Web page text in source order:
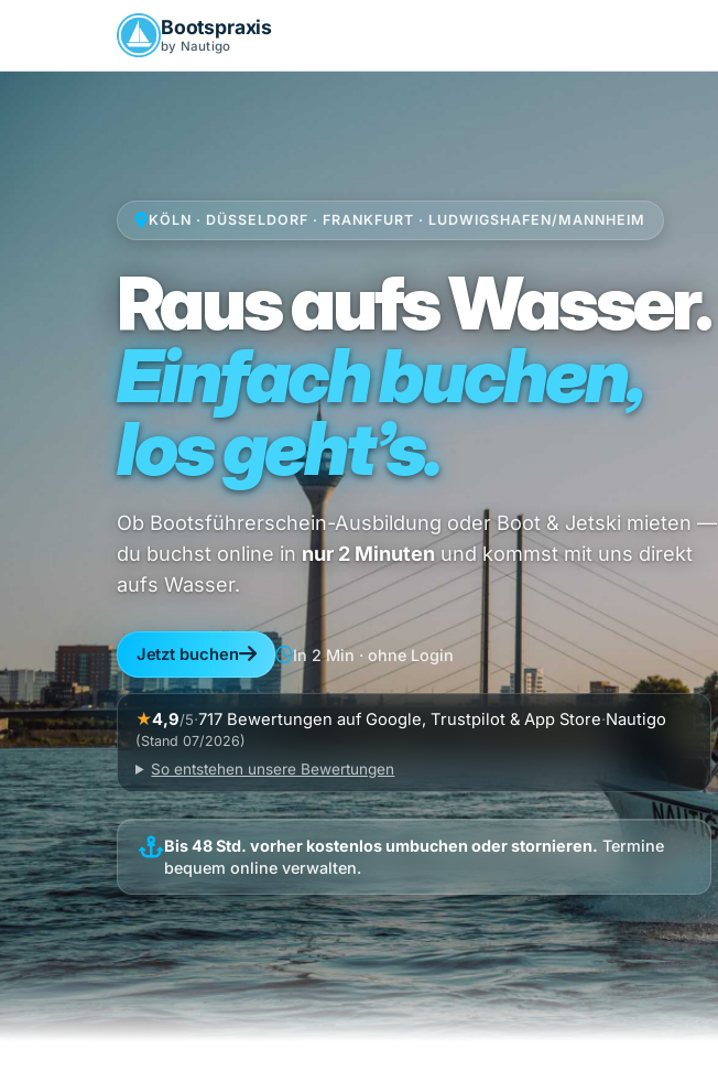
Bootspraxis
by Nautigo
KÖLN · DÜSSELDORF · FRANKFURT · LUDWIGSHAFEN/MANNHEIM
Raus aufs Wasser.
Einfach buchen,
los geht’s.
Ob Bootsführerschein-Ausbildung oder Boot & Jetski mieten —
du buchst online in nur 2 Minuten und kommst mit uns direkt
aufs Wasser.
Jetzt buchen In 2 Min · ohne Login
★4,9/5·717 Bewertungen auf Google, Trustpilot & App Store·Nautigo
(Stand 07/2026)
So entstehen unsere Bewertungen
Bis 48 Std. vorher kostenlos umbuchen oder stornieren. Termine
bequem online verwalten.